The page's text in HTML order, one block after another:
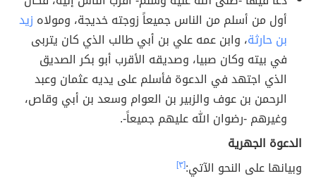
أول من أسلم من الناس جميعاً زوجته خديجة، ومولاه زيد
بن حارثة، وابن عمه علي بن أبي طالب الذي كان يتربى
في بيته وكان صبيا، وصديقه الأقرب أبو بكر الصديق
الذي اجتهد في الدعوة فأسلم على يديه عثمان وعبد
الرحمن بن عوف والزبير بن العوام وسعد بن أبي وقاص،
وغيرهم -رضوان الله عليهم جميعاً-.
الدعوة الجهرية
وبيانها على النحو الآتي:[٣]